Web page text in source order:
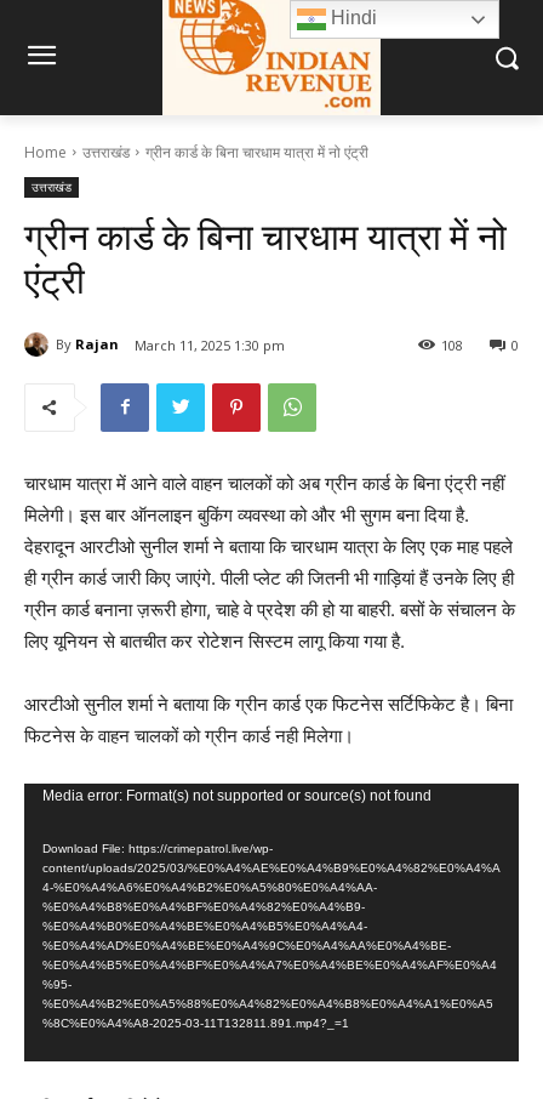
Home उत्तराखंड ग्रीन कार्ड के बिना चारधाम यात्रा में नो एंट्री
उत्तराखंड
ग्रीन कार्ड के बिना चारधाम यात्रा में नो
एंट्री
By Rajan March 11, 2025 1:30 pm 0
108
चारधाम यात्रा में आने वाले वाहन चालकों को अब ग्रीन कार्ड के बिना एंट्री नहीं
मिलेगी। इस बार ऑनलाइन बुकिंग व्यवस्था को और भी सुगम बना दिया है.
देहरादून आरटीओ सुनील शर्मा ने बताया कि चारधाम यात्रा के लिए एक माह पहले
ही ग्रीन कार्ड जारी किए जाएंगे. पीली प्लेट की जितनी भी गाड़ियां हैं उनके लिए ही
ग्रीन कार्ड बनाना ज़रूरी होगा, चाहे वे प्रदेश की हो या बाहरी. बसों के संचालन के
लिए यूनियन से बातचीत कर रोटेशन सिस्टम लागू किया गया है.
आरटीओ सुनील शर्मा ने बताया कि ग्रीन कार्ड एक फिटनेस सर्टिफिकेट है। बिना
फिटनेस के वाहन चालकों को ग्रीन कार्ड नही मिलेगा।
Media error: Format(s) not supported or source(s) not found
Download File: https://crimepatrol.live/wp-
content/uploads/2025/03/%E0%A4%AE%E0%A4%B9%E0%A4%82%E0%A4%A
4-%E0%A4%A6%E0%A4%B2%E0%A5%80%E0%A4%AA-
%E0%A4%B8%E0%A4%BF%E0%A4%82%E0%A4%B9-
%E0%A4%B0%E0%A4%BE%E0%A4%B5%E0%A4%A4-
%E0%A4%AD%E0%A4%BE%E0%A4%9C%E0%A4%AA%E0%A4%BE-
%E0%A4%B5%E0%A4%BF%E0%A4%A7%E0%A4%BE%E0%A4%AF%E0%A4
%95-
%E0%A4%B2%E0%A5%88%E0%A4%82%E0%A4%B8%E0%A4%A1%E0%A5
%8C%E0%A4%A8-2025-03-11T132811.891.mp4?_=1
Hindi